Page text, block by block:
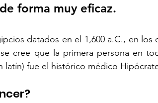
forma muy eficaz.
datados en el 1,600 a.C., en los
cree que la primera persona en
latín) fue el histórico médico